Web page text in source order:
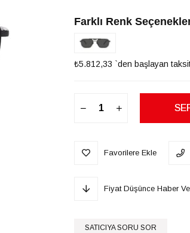
Farklı Renk
₺5.812,33 `den başlayan
Favorilere Ekle
Fiyat Düşünce Haber
SATICIYA SORU SOR